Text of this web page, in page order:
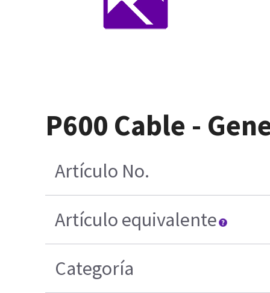
P600 Cable -
Artículo No.
Artículo equivalente
Categoría